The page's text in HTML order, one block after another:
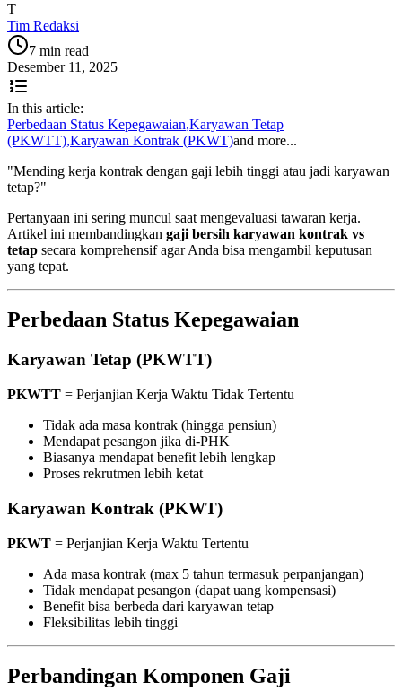
T
Tim Redaksi
7 min read
Desember 11, 2025
In this article:
Perbedaan Status Kepegawaian,Karyawan Tetap
(PKWTT),Karyawan Kontrak (PKWT)and more...
"Mending kerja kontrak dengan gaji lebih tinggi atau jadi karyawan
tetap?"
Pertanyaan ini sering muncul saat mengevaluasi tawaran kerja.
Artikel ini membandingkan gaji bersih karyawan kontrak vs
tetap secara komprehensif agar Anda bisa mengambil keputusan
yang tepat.
Perbedaan Status Kepegawaian
Karyawan Tetap (PKWTT)
PKWTT = Perjanjian Kerja Waktu Tidak Tertentu
Tidak ada masa kontrak (hingga pensiun)
Mendapat pesangon jika di-PHK
Biasanya mendapat benefit lebih lengkap
Proses rekrutmen lebih ketat
Karyawan Kontrak (PKWT)
PKWT = Perjanjian Kerja Waktu Tertentu
Ada masa kontrak (max 5 tahun termasuk perpanjangan)
Tidak mendapat pesangon (dapat uang kompensasi)
Benefit bisa berbeda dari karyawan tetap
Fleksibilitas lebih tinggi
Perbandingan Komponen Gaji